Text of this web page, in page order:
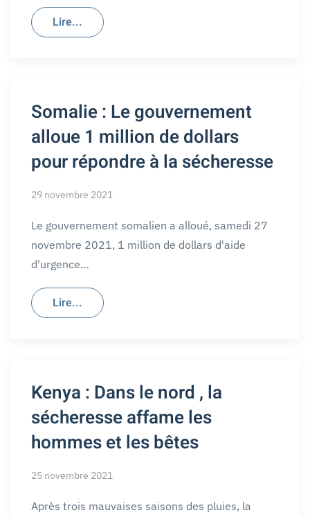
Lire...
Somalie : Le gouvernement
alloue 1 million de dollars
pour répondre à la sécheresse
29 novembre 2021
Le gouvernement somalien a alloué, samedi 27
novembre 2021, 1 million de dollars d'aide
d'urgence…
Lire...
Kenya : Dans le nord , la
sécheresse affame les
hommes et les bêtes
25 novembre 2021
Après trois mauvaises saisons des pluies, la